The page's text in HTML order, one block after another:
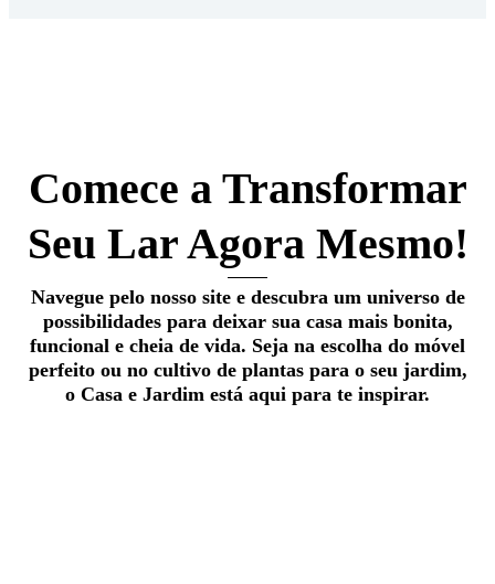
Comece a Transformar
Seu Lar Agora Mesmo!
Navegue pelo nosso site e descubra um universo de
possibilidades para deixar sua casa mais bonita,
funcional e cheia de vida. Seja na escolha do móvel
perfeito ou no cultivo de plantas para o seu jardim,
o Casa e Jardim está aqui para te inspirar.